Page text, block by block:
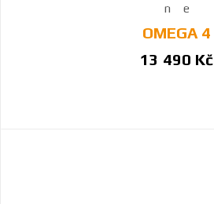
OMEGA 4
13 490 Kč